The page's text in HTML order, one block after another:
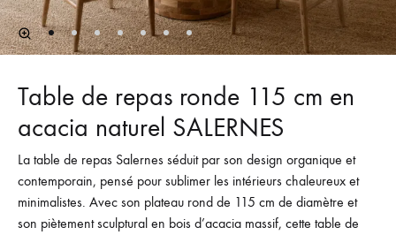
Table de repas ronde 115 cm en
acacia naturel SALERNES
La table de repas Salernes séduit par son design organique et
contemporain, pensé pour sublimer les intérieurs chaleureux et
minimalistes. Avec son plateau rond de 115 cm de diamètre et
son piètement sculptural en bois d’acacia massif, cette table de